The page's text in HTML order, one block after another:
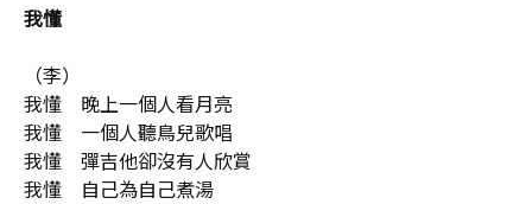
我懂
（李）
我懂 晚上一個人看月亮
我懂 一個人聽鳥兒歌唱
我懂 彈吉他卻沒有人欣賞
我懂 自己為自己煮湯